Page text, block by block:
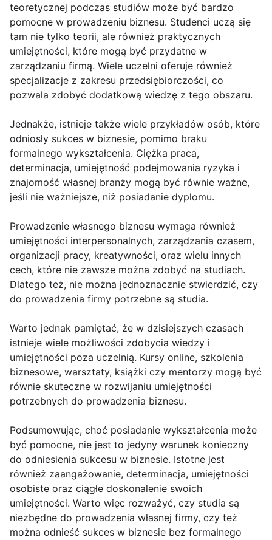
teoretycznej podczas studiów może być bardzo
pomocne w prowadzeniu biznesu. Studenci uczą się
tam nie tylko teorii, ale również praktycznych
umiejętności, które mogą być przydatne w
zarządzaniu firmą. Wiele uczelni oferuje również
specjalizacje z zakresu przedsiębiorczości, co
pozwala zdobyć dodatkową wiedzę z tego obszaru.
Jednakże, istnieje także wiele przykładów osób, które
odniosły sukces w biznesie, pomimo braku
formalnego wykształcenia. Ciężka praca,
determinacja, umiejętność podejmowania ryzyka i
znajomość własnej branży mogą być równie ważne,
jeśli nie ważniejsze, niż posiadanie dyplomu.
Prowadzenie własnego biznesu wymaga również
umiejętności interpersonalnych, zarządzania czasem,
organizacji pracy, kreatywności, oraz wielu innych
cech, które nie zawsze można zdobyć na studiach.
Dlatego też, nie można jednoznacznie stwierdzić, czy
do prowadzenia firmy potrzebne są studia.
Warto jednak pamiętać, że w dzisiejszych czasach
istnieje wiele możliwości zdobycia wiedzy i
umiejętności poza uczelnią. Kursy online, szkolenia
biznesowe, warsztaty, książki czy mentorzy mogą być
równie skuteczne w rozwijaniu umiejętności
potrzebnych do prowadzenia biznesu.
Podsumowując, choć posiadanie wykształcenia może
być pomocne, nie jest to jedyny warunek konieczny
do odniesienia sukcesu w biznesie. Istotne jest
również zaangażowanie, determinacja, umiejętności
osobiste oraz ciągłe doskonalenie swoich
umiejętności. Warto więc rozważyć, czy studia są
niezbędne do prowadzenia własnej firmy, czy też
można odnieść sukces w biznesie bez formalnego